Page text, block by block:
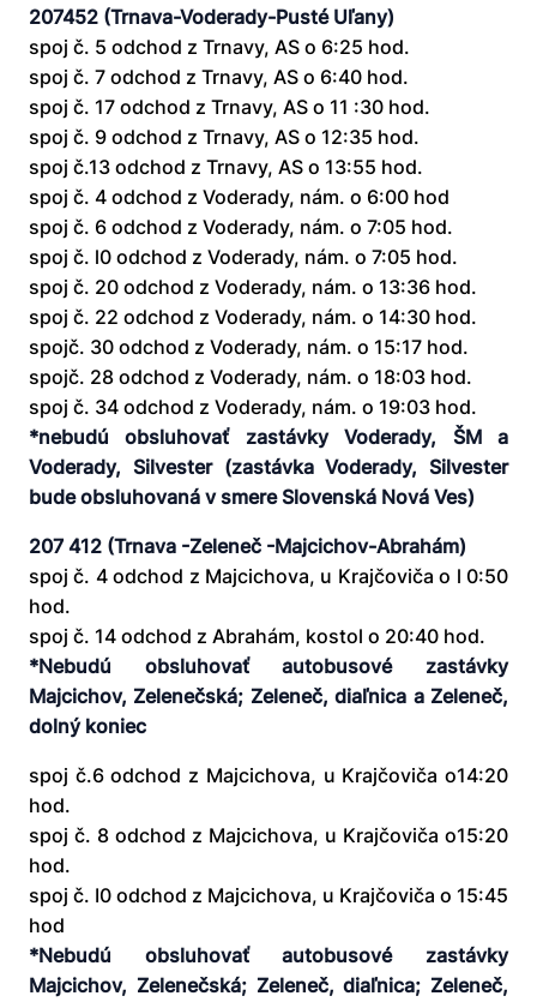
207452 (Trnava-Voderady-Pusté Uľany)
spoj č. 5 odchod z Trnavy, AS o 6:25 hod.
spoj č. 7 odchod z Trnavy, AS o 6:40 hod.
spoj č. 17 odchod z Trnavy, AS o 11 :30 hod.
spoj č. 9 odchod z Trnavy, AS o 12:35 hod.
spoj č.13 odchod z Trnavy, AS o 13:55 hod.
spoj č. 4 odchod z Voderady, nám. o 6:00 hod
spoj č. 6 odchod z Voderady, nám. o 7:05 hod.
spoj č. l0 odchod z Voderady, nám. o 7:05 hod.
spoj č. 20 odchod z Voderady, nám. o 13:36 hod.
spoj č. 22 odchod z Voderady, nám. o 14:30 hod.
spojč. 30 odchod z Voderady, nám. o 15:17 hod.
spojč. 28 odchod z Voderady, nám. o 18:03 hod.
spoj č. 34 odchod z Voderady, nám. o 19:03 hod.
*nebudú obsluhovať zastávky Voderady, ŠM a
Voderady, Silvester (zastávka Voderady, Silvester
bude obsluhovaná v smere Slovenská Nová Ves)
207 412 (Trnava -Zeleneč -Majcichov-Abrahám)
spoj č. 4 odchod z Majcichova, u Krajčoviča o l 0:50
hod.
spoj č. 14 odchod z Abrahám, kostol o 20:40 hod.
*Nebudú obsluhovať autobusové zastávky
Majcichov, Zelenečská; Zeleneč, diaľnica a Zeleneč,
dolný koniec
spoj č.6 odchod z Majcichova, u Krajčoviča o14:20
hod.
spoj č. 8 odchod z Majcichova, u Krajčoviča o15:20
hod.
spoj č. I0 odchod z Majcichova, u Krajčoviča o 15:45
hod
*Nebudú obsluhovať autobusové zastávky
Majcichov, Zelenečská; Zeleneč, diaľnica; Zeleneč,